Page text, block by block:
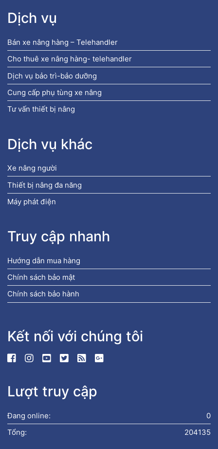
Dịch vụ
Bán xe nâng hàng – Telehandler
Cho thuê xe nâng hàng- telehandler
Dịch vụ bảo trì-bảo dưỡng
Cung cấp phụ tùng xe nâng
Tư vấn thiết bị nâng
Dịch vụ khác
Xe nâng người
Thiết bị nâng đa năng
Máy phát điện
Truy cập nhanh
Hướng dẫn mua hàng
Chính sách bảo mật
Chính sách bảo hành
Kết nối với chúng tôi
Lượt truy cập
0
Đang online:
204135
Tổng: